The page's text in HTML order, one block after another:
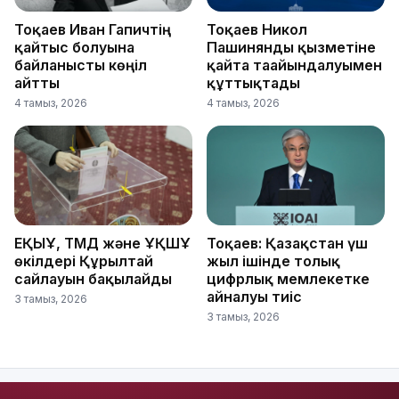
Тоқаев Иван Гапичтің
қайтыс болуына
байланысты көңіл
айтты
4 тамыз, 2026
Тоқаев Никол
Пашинянды қызметіне
қайта тағайындалуымен
құттықтады
4 тамыз, 2026
ЕҚЫҰ, ТМД және ҰҚШҰ
өкілдері Құрылтай
сайлауын бақылайды
3 тамыз, 2026
Тоқаев: Қазақстан үш
жыл ішінде толық
цифрлық мемлекетке
айналуы тиіс
3 тамыз, 2026